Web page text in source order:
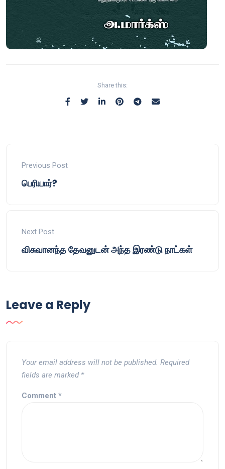
Share this:
Previous Post
பெரியார்?
Next Post
விசுவானந்த தேவனுடன் அந்த இரண்டு நாட்கள்
Leave a Reply
Your email address will not be published. Required
fields are marked *
Comment *